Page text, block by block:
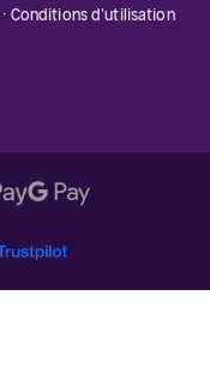
· Conditions d'utilisation